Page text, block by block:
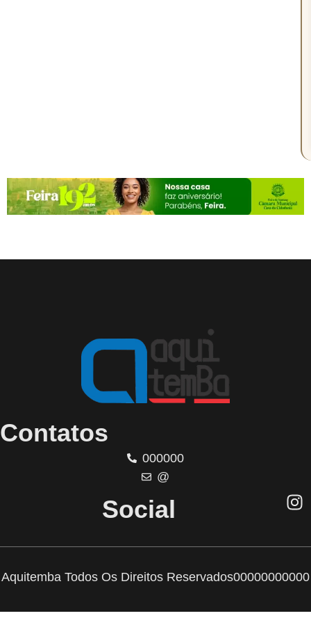
Contatos
000000
@
Social
Aquitemba Todos Os Direitos Reservados00000000000